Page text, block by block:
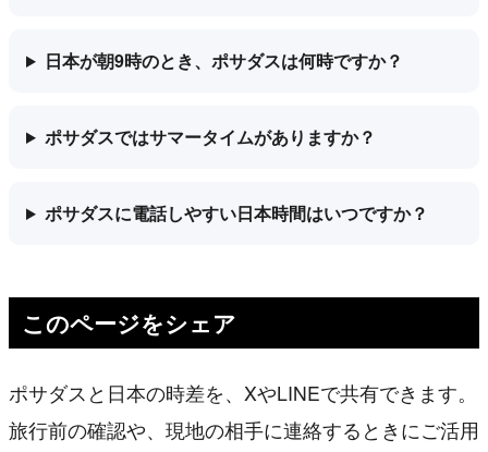
日本が朝9時のとき、ポサダスは何時ですか？
ポサダスではサマータイムがありますか？
ポサダスに電話しやすい日本時間はいつですか？
このページをシェア
ポサダスと日本の時差を、XやLINEで共有できます。
旅行前の確認や、現地の相手に連絡するときにご活用